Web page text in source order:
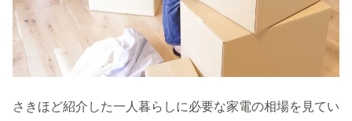
さきほど紹介した一人暮らしに必要な家電の相場を見てい